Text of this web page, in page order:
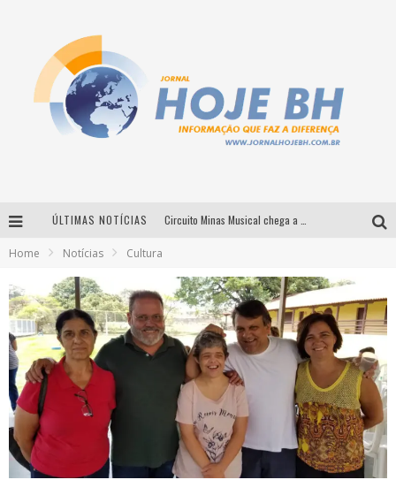
ÚLTIMAS NOTÍCIAS
Simone celebra a força feminina e sua trajetória histórica na MPB em novo show “Que mulher é essa!?” em Belo Horizonte
Milton Guedes traz turnê “Milton Canta Lulu” a Belo Horizonte
Home Notícias Cultura